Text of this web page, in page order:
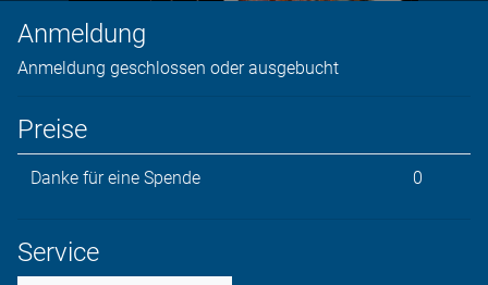
Anmeldung
Anmeldung geschlossen oder ausgebucht
Preise
Danke für eine Spende 0
Service